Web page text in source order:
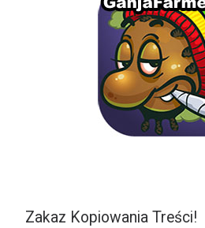
Zakaz Kopiowania Treści!